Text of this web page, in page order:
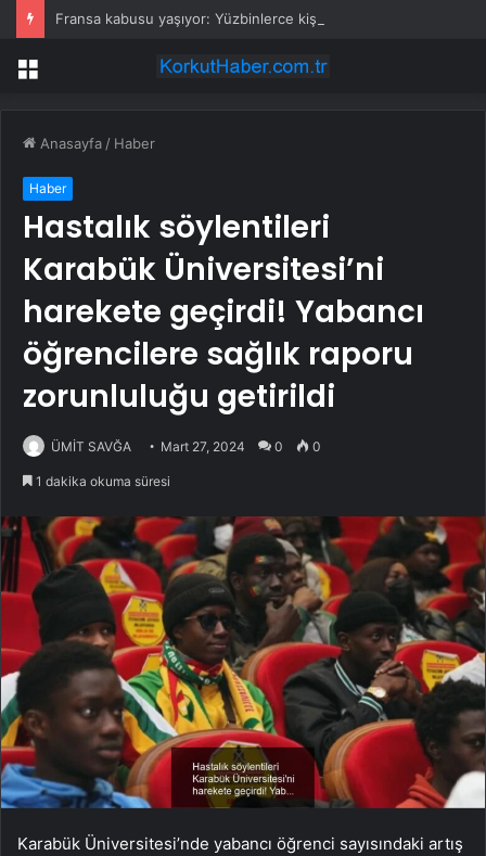
Menü
Anasayfa / Haber
Haber
Hastalık söylentileri
Karabük Üniversitesi’ni
harekete geçirdi! Yabancı
öğrencilere sağlık raporu
zorunluluğu getirildi
ÜMİT SAVĞA Mart 27, 2024 0 0
1 dakika okuma süresi
Karabük Üniversitesi’nde yabancı öğrenci sayısındaki artış